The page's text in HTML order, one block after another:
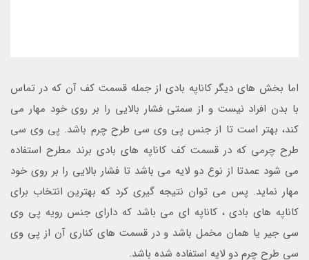
اما بخش های دیگر کاناپه بادی از جمله قسمت کف آن که در تماس
با بدن افراد نیست و از سمتی فشار بالایی را بر روی خود مهار می
کند، بهتر است تا از جنس پی وی سی طرح چرم باشد. پی وی سی
طرح چرمی که در قسمت کف کاناپه های بادی برند مطرح استفاده
می شود عمدتا از نوع دو لایه می باشد تا فشار بالایی را بر روی خود
مهار نماید. پس می توان نتیجه گیری کرد که بهترین انتخاب برای
کاناپه های بادی ، کاناپه ای می باشد که دارای جنس رویه پی وی
سی جیر یا همان مخمل باشد و در قسمت های کناری آن از پی وی
سی طرح چرم دو لایه استفاده شده باشد.